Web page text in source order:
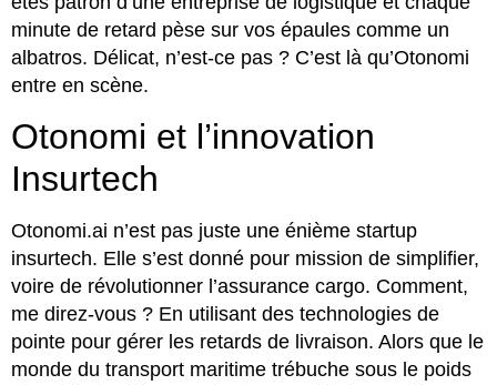
minute de retard pèse sur vos épaules comme un
albatros. Délicat, n’est-ce pas ? C’est là qu’Otonomi
entre en scène.
Otonomi et l’innovation
Insurtech
Otonomi.ai n’est pas juste une énième startup
insurtech. Elle s’est donné pour mission de simplifier,
voire de révolutionner l’assurance cargo. Comment,
me direz-vous ? En utilisant des technologies de
pointe pour gérer les retards de livraison. Alors que le
monde du transport maritime trébuche sous le poids